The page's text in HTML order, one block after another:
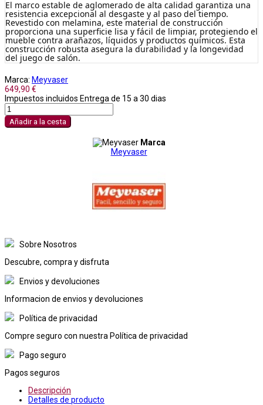
El marco estable de aglomerado de alta calidad garantiza una
resistencia excepcional al desgaste y al paso del tiempo.
Revestido con melamina, este material de construcción
proporciona una superficie lisa y fácil de limpiar, protegiendo el
mueble contra arañazos, líquidos y productos químicos. Esta
construcción robusta asegura la durabilidad y la longevidad
del juego de salón.
Marca: Meyvaser
649,90 €
Impuestos incluidos Entrega de 15 a 30 dias
Añadir a la cesta
Marca
Meyvaser
Sobre Nosotros
Descubre, compra y disfruta
Envios y devoluciones
Informacion de envios y devoluciones
Política de privacidad
Compre seguro con nuestra Política de privacidad
Pago seguro
Pagos seguros
Descripción
Detalles de producto